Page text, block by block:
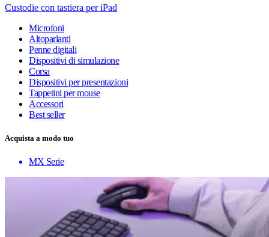
Custodie con tastiera per iPad
Microfoni
Altoparlanti
Penne digitali
Dispositivi di simulazione
Corsa
Dispositivi per presentazioni
Tappetini per mouse
Accessori
Best seller
Acquista a modo tuo
MX Serie